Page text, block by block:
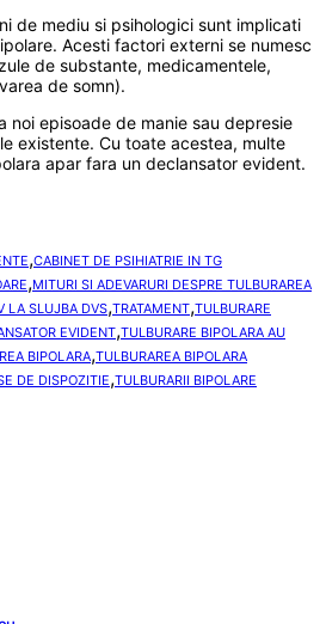
de mediu si psihologici sunt implicati
Acesti factori externi se numesc
de substante, medicamentele,
de somn).
noi episoade de manie sau depresie
existente. Cu toate acestea, multe
apar fara un declansator evident.
,CABINET DE PSIHIATRIE IN TG
,MITURI SI ADEVARURI DESPRE TULBURAREA
LA SLUJBA DVS,TRATAMENT,TULBURARE
EVIDENT,TULBURARE BIPOLARA AU
BIPOLARA,TULBURAREA BIPOLARA
DE DISPOZITIE,TULBURARII BIPOLARE